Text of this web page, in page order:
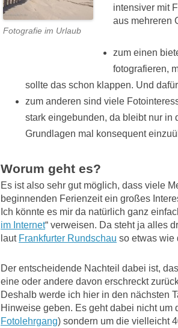
Fotografie im Urlaub
intensiver mit
aus mehreren
zum einen
fotografieren,
sollte das schon klappen. Und
zum anderen sind viele
stark eingebunden, da bleibt nur in
Grundlagen mal konsequent
Worum geht es?
Es ist also sehr gut möglich, dass viele
beginnenden Ferienzeit ein großes
Ich könnte es mir da natürlich ganz
im Internet“ verweisen. Da steht ja alles
laut Frankfurter Rundschau so etwas wie
Der entscheidende Nachteil dabei ist,
eine oder andere davon erschreckt
Deshalb werde ich hier in den nächsten
Hinweise geben. Es geht dabei nicht
Fotolehrgang) sondern um die vielleicht